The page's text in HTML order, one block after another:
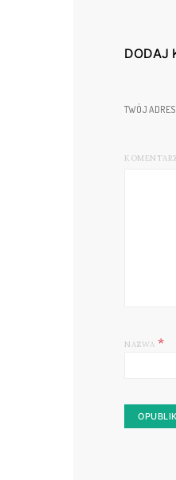
DODAJ
TWÓJ
NAZWA *